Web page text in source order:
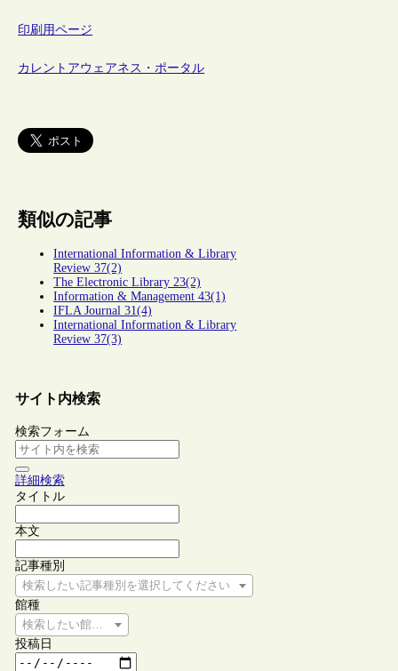
印刷用ページ
カレントアウェアネス・ポータル
類似の記事
International Information & Library
Review 37(2)
The Electronic Library 23(2)
Information & Management 43(1)
IFLA Journal 31(4)
International Information & Library
Review 37(3)
サイト内検索
検索フォーム
詳細検索
タイトル
本文
記事種別
検索したい記事種別を選択してください
館種
検索したい館種を選択してください
投稿日